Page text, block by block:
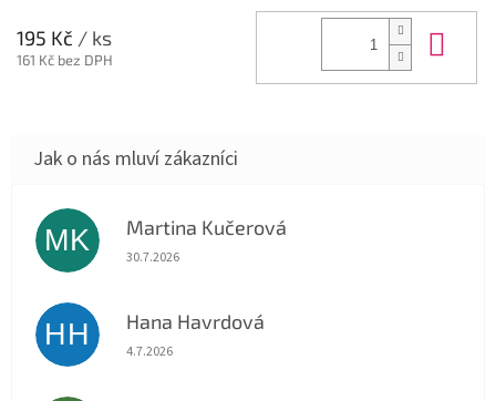
195 Kč / ks
161 Kč bez DPH
MK Martina Kučerová
Hodnocení obchodu je 5 z 5 hvězdiček.
30.7.2026
HH Hana Havrdová
Hodnocení obchodu je 5 z 5 hvězdiček.
4.7.2026